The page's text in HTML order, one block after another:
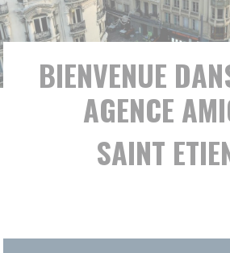
BIENVENUE DANS
AGENCE
SAINT ETIENNE